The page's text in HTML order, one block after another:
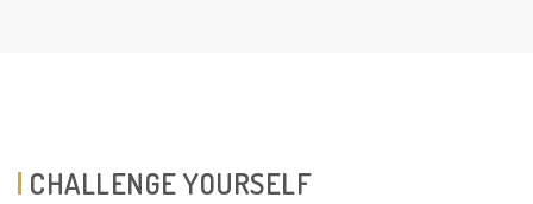
CHALLENGE YOURSELF